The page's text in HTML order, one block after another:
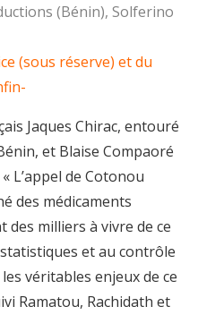
(Bénin), Solferino
(sous réserve) et du
Jaques Chirac, entouré
et Blaise Compaoré
L’appel de Cotonou
des médicaments
des milliers à vivre de ce
et au contrôle
véritables enjeux de ce
Ramatou, Rachidath et